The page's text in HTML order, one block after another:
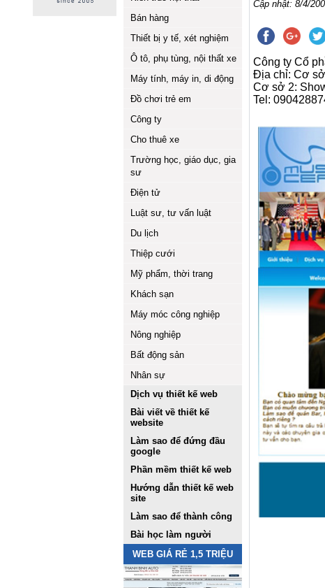
Bán hàng
Thiết bị y tế, xét nghiệm
Ô tô, phụ tùng, nội thất xe
Máy tính, máy in, di động
Đồ chơi trẻ em
Công ty
Cho thuê xe
Trường học, giáo dục, gia
sư
Điện tử
Luật sư, tư vấn luật
Du lịch
Thiệp cưới
Mỹ phẩm, thời trang
Khách sạn
Máy móc công nghiệp
Nông nghiệp
Bất động sản
Nhân sự
Dịch vụ thiết kế web
Bài viết về thiết kế
website
Làm sao để đứng đầu
google
Phần mềm thiết kế web
Hướng dẫn thiết kế web
site
Làm sao để thành công
Bài học làm người
WEB GIÁ RẺ 1,5 TRIỆU
Cập nhật: 8/4/
Công ty Cổ
Địa chỉ: Cơ
Cơ sở 2:
Tel: